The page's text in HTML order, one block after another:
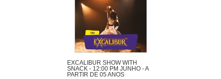
EXCALIBUR SHOW WITH
SNACK - 12:00 PM JUNHO - A
PARTIR DE 05 ANOS